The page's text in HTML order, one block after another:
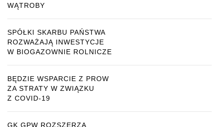
WĄTROBY
SPÓŁKI SKARBU PAŃSTWA
ROZWAŻAJĄ INWESTYCJE
W BIOGAZOWNIE ROLNICZE
BĘDZIE WSPARCIE Z PROW
ZA STRATY W ZWIĄZKU
Z COVID-19
GK GPW ROZSZERZA